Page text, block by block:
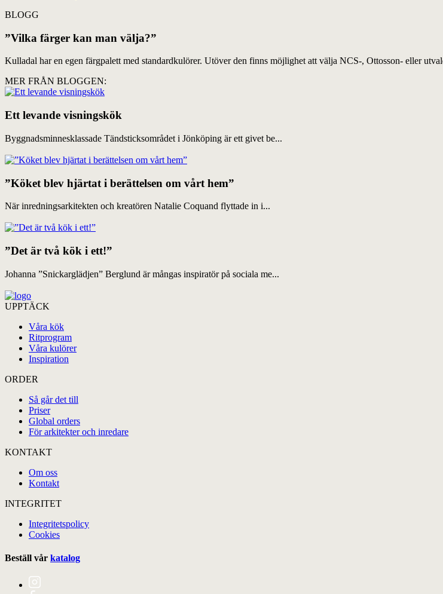
BLOGG
”Vilka färger kan man välja?”
Kulladal har en egen färgpalett med standardkulörer. Utöver den finns möjlighet att välja NCS-, Ottosson- eller
MER FRÅN BLOGGEN:
Ett levande visningskök
Byggnadsminnesklassade Tändsticksområdet i Jönköping är ett givet be...
”Köket blev hjärtat i berättelsen om vårt hem”
När inredningsarkitekten och kreatören Natalie Coquand flyttade in i...
”Det är två kök i ett!”
Johanna ”Snickarglädjen” Berglund är mångas inspiratör på sociala me...
UPPTÄCK
Våra kök
Ritprogram
Våra kulörer
Inspiration
ORDER
Så går det till
Priser
Global orders
För arkitekter och inredare
KONTAKT
Om oss
Kontakt
INTEGRITET
Integritetspolicy
Cookies
Beställ vår katalog